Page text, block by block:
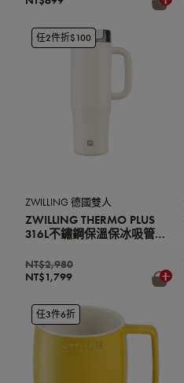
任2件折$100
ZWILLING 德國雙人
ZWILLING THERMO PLUS
316L不鏽鋼保溫保冰吸管車
保杯) (奶油白)
NT$1,799
NT$2,980
任3件6折